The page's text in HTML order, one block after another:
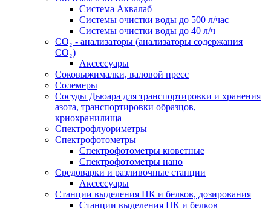
Система Аквалаб
Системы очистки воды до 500 л/час
Системы очистки воды до 40 л/ч
СО₂ - анализаторы (анализаторы содержания
СО₂)
Аксессуары
Соковыжималки, валовой пресс
Солемеры
Сосуды Дьюара для транспортировки и хранения
азота, транспортировки образцов,
криохранилища
Спектрофлуориметры
Спектрофотометры
Спектрофотометры кюветные
Спектрофотометры нано
Средоварки и разливочные станции
Аксессуары
Станции выделения НК и белков, дозирования
Станции выделения НК и белков